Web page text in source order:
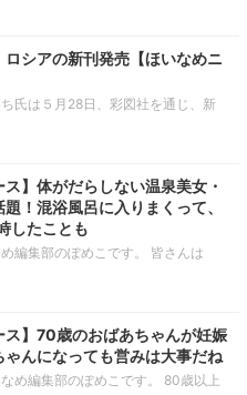
シアの新刊発売【ほいなめニ
氏は５月28日、彩図社を通じ、新
ス】体がだらしない温泉美女・
！混浴風呂に入りまくって、
したことも
編集部のぽめこです。 皆さんは
ス】70歳のおばあちゃんが妊娠
んになっても営みは大事だね
め編集部のぽめこです。 80歳以上